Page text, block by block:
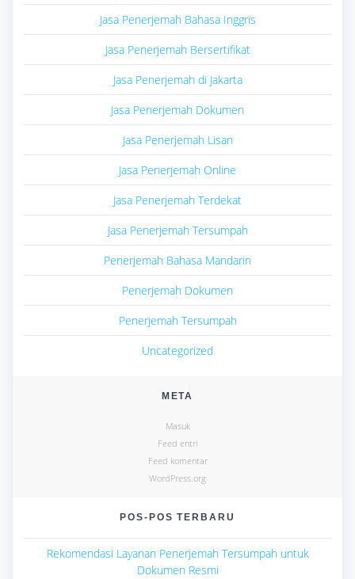
Jasa Penerjemah Bahasa Inggris
Jasa Penerjemah Bersertifikat
Jasa Penerjemah di Jakarta
Jasa Penerjemah Dokumen
Jasa Penerjemah Lisan
Jasa Penerjemah Online
Jasa Penerjemah Terdekat
Jasa Penerjemah Tersumpah
Penerjemah Bahasa Mandarin
Penerjemah Dokumen
Penerjemah Tersumpah
Uncategorized
META
Masuk
Feed entri
Feed komentar
WordPress.org
POS-POS TERBARU
Rekomendasi Layanan Penerjemah Tersumpah untuk
Dokumen Resmi